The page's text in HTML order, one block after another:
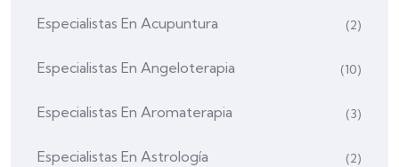
Especialistas En Acupuntura (2)
Especialistas En Angeloterapia (10)
Especialistas En Aromaterapia (3)
Especialistas En Astrología (2)